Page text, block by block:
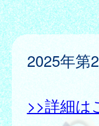
2025年第
>>詳細は